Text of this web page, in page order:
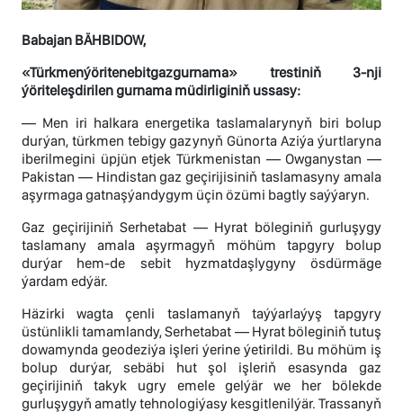
Babajan BÄHBIDOW,
«Türkmenýöritenebitgazgurnama» trestiniň 3-nji
ýöriteleşdirilen gurnama müdirliginiň ussasy:
— Men iri halkara energetika taslamalarynyň biri bolup
durýan, türkmen tebigy gazynyň Günorta Aziýa ýurtlaryna
iberilmegini üpjün etjek Türkmenistan — Owganystan —
Pakistan — Hindistan gaz geçirijisiniň taslamasyny amala
aşyrmaga gatnaşýandygym üçin özümi bagtly saýýaryn.
Gaz geçirijiniň Serhetabat — Hyrat böleginiň gurluşygy
taslamany amala aşyrmagyň möhüm tapgyry bolup
durýar hem-de sebit hyzmatdaşlygyny ösdürmäge
ýardam edýär.
Häzirki wagta çenli taslamanyň taýýarlaýyş tapgyry
üstünlikli tamamlandy, Serhetabat — Hyrat böleginiň tutuş
dowamynda geodeziýa işleri ýerine ýetirildi. Bu möhüm iş
bolup durýar, sebäbi hut şol işleriň esasynda gaz
geçirijiniň takyk ugry emele gelýär we her bölekde
gurluşygyň amatly tehnologiýasy kesgitlenilýär. Trassanyň